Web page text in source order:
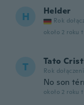
H Helder
Rok
około 2 roku
T Tato
Rok
No son
około 2 roku